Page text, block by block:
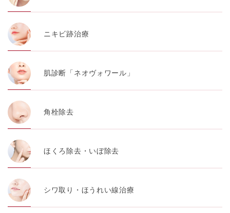
ニキビ跡治療
肌診断「ネオヴォワール」
角栓除去
ほくろ除去・いぼ除去
シワ取り・ほうれい線治療